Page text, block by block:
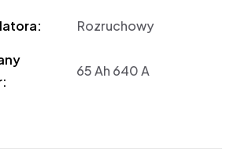
Rozruchowy
65 Ah 640 A